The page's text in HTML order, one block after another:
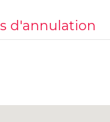
d'annulation